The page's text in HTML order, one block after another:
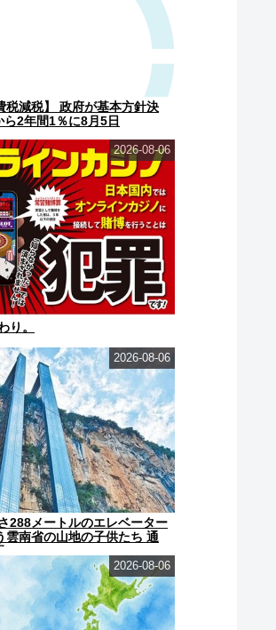
税減税】 政府が基本方針決
ら2年間1％に8月5日
り。
2026-08-06
288メートルのエレベーター
雲南省の山地の子供たち 通
2026-08-06
2026-08-06